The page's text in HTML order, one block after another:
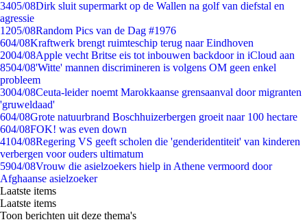
3405/08Dirk sluit supermarkt op de Wallen na golf van diefstal en
agressie
1205/08Random Pics van de Dag #1976
604/08Kraftwerk brengt ruimteschip terug naar Eindhoven
2004/08Apple vecht Britse eis tot inbouwen backdoor in iCloud aan
8504/08'Witte' mannen discrimineren is volgens OM geen enkel
probleem
3004/08Ceuta-leider noemt Marokkaanse grensaanval door migranten
'gruweldaad'
604/08Grote natuurbrand Boschhuizerbergen groeit naar 100 hectare
604/08FOK! was even down
4104/08Regering VS geeft scholen die 'genderidentiteit' van kinderen
verbergen voor ouders ultimatum
5904/08Vrouw die asielzoekers hielp in Athene vermoord door
Afghaanse asielzoeker
Laatste items
Laatste items
Toon berichten uit deze thema's